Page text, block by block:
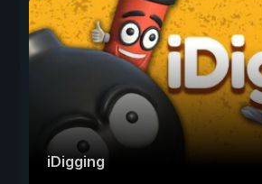
iDigging